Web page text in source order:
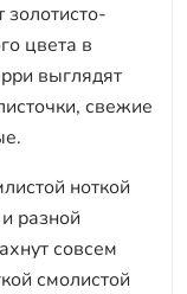
цвета в
выглядят
свежие
ноткой
разной
совсем
смолистой